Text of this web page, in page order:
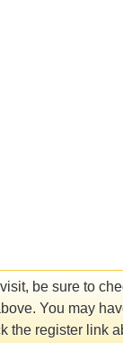
be sure to
You may
the register link